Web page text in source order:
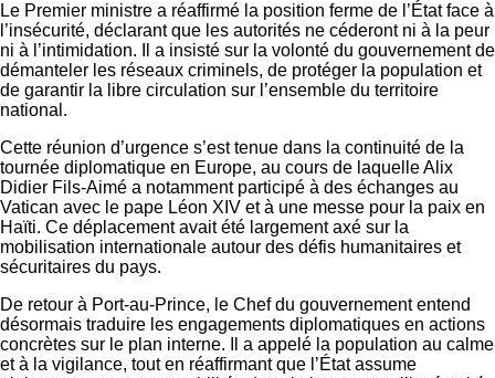
Le Premier ministre a réaffirmé la position ferme de l’État face à
l’insécurité, déclarant que les autorités ne céderont ni à la peur
ni à l’intimidation. Il a insisté sur la volonté du gouvernement de
démanteler les réseaux criminels, de protéger la population et
de garantir la libre circulation sur l’ensemble du territoire
national.
Cette réunion d’urgence s’est tenue dans la continuité de la
tournée diplomatique en Europe, au cours de laquelle Alix
Didier Fils-Aimé a notamment participé à des échanges au
Vatican avec le pape Léon XIV et à une messe pour la paix en
Haïti. Ce déplacement avait été largement axé sur la
mobilisation internationale autour des défis humanitaires et
sécuritaires du pays.
De retour à Port-au-Prince, le Chef du gouvernement entend
désormais traduire les engagements diplomatiques en actions
concrètes sur le plan interne. Il a appelé la population au calme
et à la vigilance, tout en réaffirmant que l’État assume